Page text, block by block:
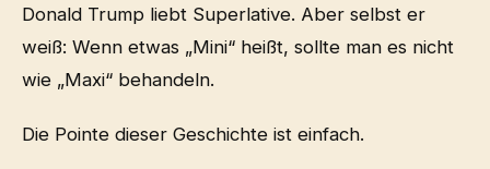
Donald Trump liebt Superlative. Aber selbst er
weiß: Wenn etwas „Mini“ heißt, sollte man es nicht
wie „Maxi“ behandeln.
Die Pointe dieser Geschichte ist einfach.